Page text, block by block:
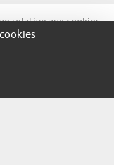
relative aux cookies